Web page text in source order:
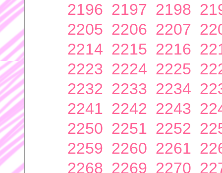
2196 2197 2198
2205 2206 2207
2214 2215 2216
2223 2224 2225
2232 2233 2234
2241 2242 2243
2250 2251 2252
2259 2260 2261
2268 2269 2270